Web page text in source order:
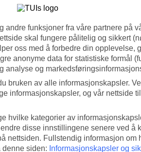
andre funksjoner fra våre partnere på
skal fungere pålitelig og sikkert
oss med å forbedre din opplevelse,
anonyme data for statistiske formål
analyse og
bruken av alle informasjonskapsler.
informasjonskapsler, og vår nettside
hvilke kategorier av
disse innstillingene senere ved å
nettsiden. Fullstendig informasjon om
denne siden: Informasjonskapsler og